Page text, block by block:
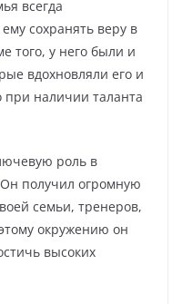
всегда
сохранять веру в
того, у него были и
вдохновляли его и
при наличии таланта
роль в
получил огромную
семьи, тренеров,
окружению он
высоких